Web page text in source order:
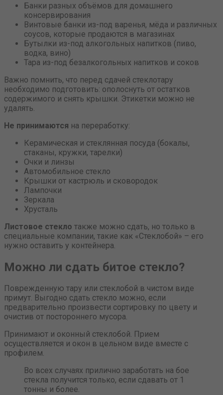
Банки разных объёмов для домашнего
консервирования
Винтовые банки из-под варенья, мёда и различных
соусов, которые продаются в магазинах
Бутылки из-под алкогольных напитков (пиво,
водка, вино)
Тара из-под безалкогольных напитков и соков
Важно помнить, что перед сдачей стеклотару
необходимо подготовить: ополоснуть от остатков
содержимого и снять крышки. Этикетки можно не
удалять.
Не принимаются на переработку:
Керамическая и стеклянная посуда (бокалы,
стаканы, кружки, тарелки)
Очки и линзы
Автомобильное стекло
Крышки от кастрюль и сковородок
Лампочки
Зеркала
Хрусталь
Листовое стекло также можно сдать, но только в
специальные компании, такие как «Стеклобой» – его
нужно оставить у контейнера.
Можно ли сдать битое стекло?
Поврежденную тару или стеклобой в чистом виде
примут. Выгодно сдать стекло можно, если
предварительно произвести сортировку по цвету и
очистив от постороннего мусора.
Принимают и оконный стеклобой. Прием
осуществляется и окон в цельном виде вместе с
профилем.
Во всех случаях прилично заработать на бое
стекла получится только, если сдавать от 1
тонны и более.